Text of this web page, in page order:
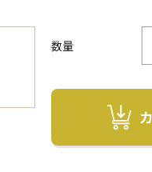
数量